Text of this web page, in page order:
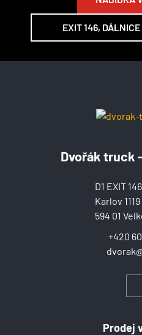
EXIT 146,
Dvořák truck
+420
D1 EXIT 146
Karlov 1119
594 01
Prodej